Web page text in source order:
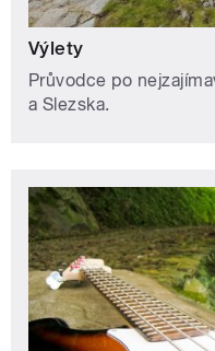
Výlety
Průvodce po
a Slezska.